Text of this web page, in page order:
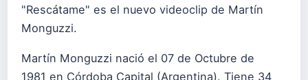
"Rescátame" es el nuevo videoclip de Martín
Monguzzi.
Martín Monguzzi nació el 07 de Octubre de
1981 en Córdoba Capital (Argentina). Tiene 34